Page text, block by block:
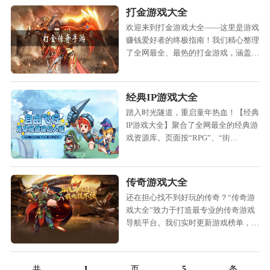
打金游戏大全
欢迎来到打金游戏大全——这里是游戏
赚钱爱好者的终极指南！我们精心整理
了全网最全、最热的打金游戏，涵盖
经典IP游戏大全
踏入时光隧道，重启童年热血！【经典
IP游戏大全】聚合了全网最全的经典游
戏资源库。页面按“RPG”、“街
传奇游戏大全
还在担心找不到好玩的传奇？“传奇游
戏大全”致力于打造最专业的传奇游戏
导航平台。我们实时更新游戏榜单，提